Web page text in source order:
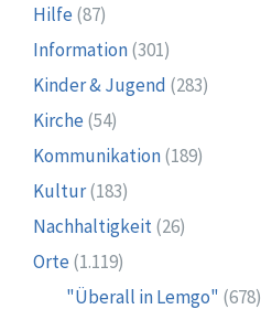
Hilfe (87)
Information(301)
Kinder & Jugend (283)
Kirche (54)
Kommunikation(189)
Kultur(183)
Nachhaltigkeit(26)
Orte (1.119)
"Überall in Lemgo" (678)